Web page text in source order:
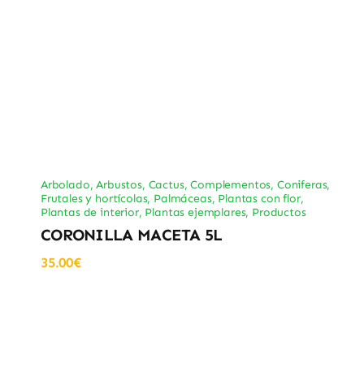
Arbolado,Arbustos, Cactus,Complementos, Coniferas,
Frutales y hortícolas, Palmáceas, Plantas con flor,
Plantas de interior, Plantas ejemplares, Productos
CORONILLA MACETA 5L
35.00€